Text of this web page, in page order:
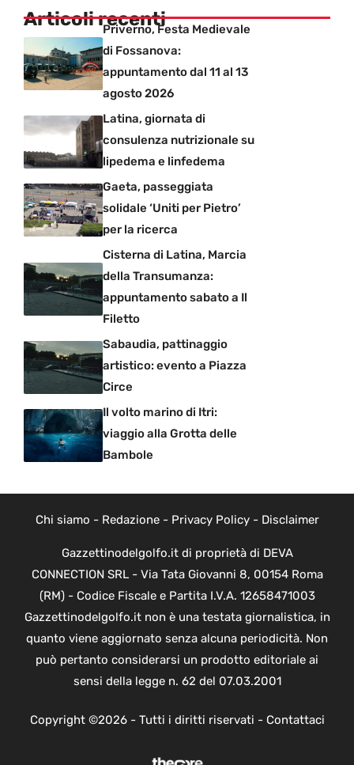
Articoli recentiPriverno, Festa Medievale
di Fossanova:
appuntamento dal 11 al 13
agosto 2026
Latina, giornata di
consulenza nutrizionale su
lipedema e linfedema
Gaeta, passeggiata
solidale ‘Uniti per Pietro’
per la ricerca
Cisterna di Latina, Marcia
della Transumanza:
appuntamento sabato a Il
Filetto
Sabaudia, pattinaggio
artistico: evento a Piazza
Circe
Il volto marino di Itri:
viaggio alla Grotta delle
Bambole
Chi siamo - Redazione- Privacy Policy- Disclaimer
Gazzettinodelgolfo.it di proprietà di DEVA
CONNECTION SRL - Via Tata Giovanni 8, 00154 Roma
(RM) - Codice Fiscale e Partita I.V.A. 12658471003
Gazzettinodelgolfo.it non è una testata giornalistica, in
quanto viene aggiornato senza alcuna periodicità. Non
può pertanto considerarsi un prodotto editoriale ai
sensi della legge n. 62 del 07.03.2001
Copyright ©2026 - Tutti i diritti riservati - Contattaci